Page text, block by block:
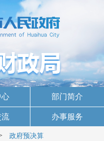
心 部门简介
流 办事服务
政府预决算